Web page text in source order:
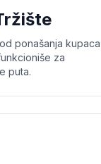
ponašanja kupaca
za
puta.